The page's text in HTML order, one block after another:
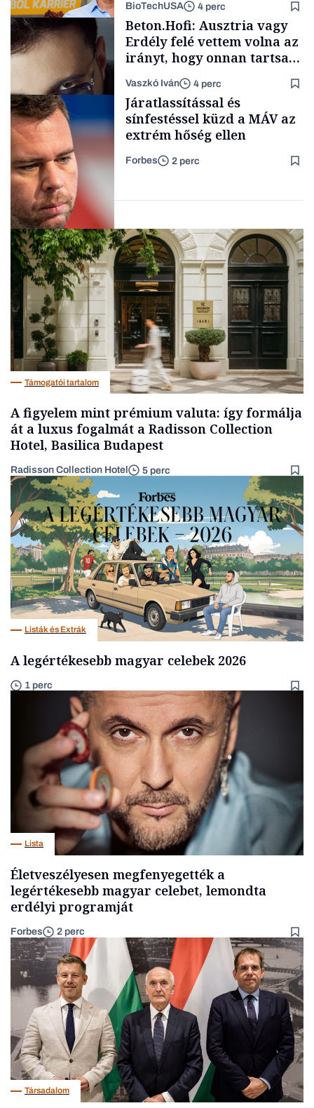
Politika
Content Lab HUB
BioTechUSA 4 perc
Forbes-sztori
Beton.Hofi: Ausztria vagy
Erdély felé vettem volna az
irányt, hogy onnan tartsam
lélegeztetőgépen a magyar
zenét
Vaszkó Iván 4 perc
Társadalom
Járatlassítással és
sínfestéssel küzd a MÁV az
extrém hőség ellen
Forbes 2 perc
Támogatói tartalom
A figyelem mint prémium valuta: így formálja
át a luxus fogalmát a Radisson Collection
Hotel, Basilica Budapest
Radisson Collection Hotel 5 perc
Listák és Extrák
A legértékesebb magyar celebek 2026
1 perc
Lista
Életveszélyesen megfenyegették a
legértékesebb magyar celebet, lemondta
erdélyi programját
Forbes 2 perc
Társadalom